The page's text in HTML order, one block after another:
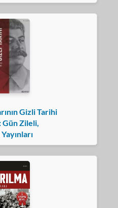
Gizli Tarihi
Zileli,